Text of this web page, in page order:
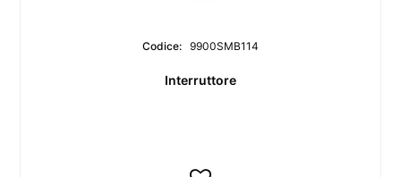
Codice: 9900SMB114
Interruttore